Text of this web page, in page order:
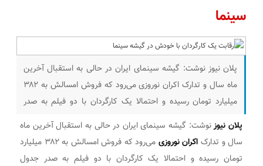
سینما
پلان نیوز نوشت: گیشه سینمای ایران در حالی به استقبال آخرین
ماه سال و تدارک اکران نوروزی می‌رود که فروش امسالش به ۳۸۲
میلیارد تومان رسیده و احتمالا یک کارگردان با دو فیلم به صدر
جدول پرفروش‌ها می‌رسد. حدود یک هفته از پایان جشنواره
چهل‌ویکم فیلم فجر گذشته و طبق روال هر سال کم‌کم
برنامه‌ریزی‌ها
پلان نیوزنوشت: گیشه سینمای ایران در حالی به استقبال آخرین ماه
سال و تدارک اکران نوروزی
می‌رود که فروش امسالش به ۳۸۲ میلیارد
تومان رسیده و احتمالا یک کارگردان با دو فیلم به صدر جدول